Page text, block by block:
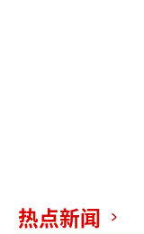
热点新闻